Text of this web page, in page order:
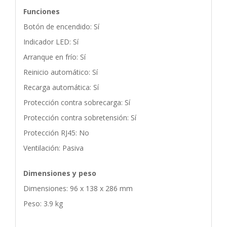
Funciones
Botón de encendido: Sí
Indicador LED: Sí
Arranque en frío: Sí
Reinicio automático: Sí
Recarga automática: Sí
Protección contra sobrecarga: Sí
Protección contra sobretensión: Sí
Protección RJ45: No
Ventilación: Pasiva
Dimensiones y peso
Dimensiones: 96 x 138 x 286 mm
Peso: 3.9 kg